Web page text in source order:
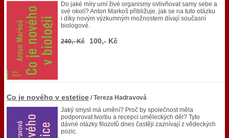
Do jaké míry umí živé organismy ovlivňovat samy sebe a
své okolí? Anton Markoš přibližuje, jak se na tuto otázku
i díky novým výzkumným možnostem dívají současní
biologové.
240,- Kč 100,- Kč
Co je nového v estetice / Tereza Hadravová
Jaký smysl má umění? Proč by společnost měla
podporovat tvorbu a recepci uměleckých děl? Tyto
dávné otázky filozofů dnes častěji zaznívají z vědeckých
pozic.